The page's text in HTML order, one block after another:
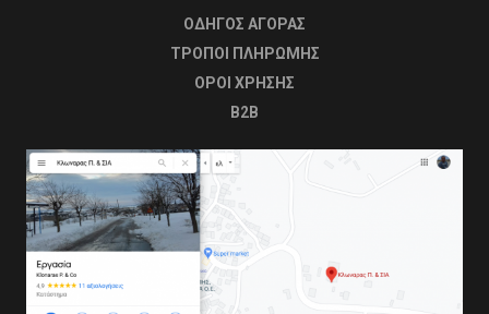
ΟΔΗΓΟΣ ΑΓΟΡΑΣ
ΤΡΟΠΟΙ ΠΛΗΡΩΜΗΣ
OΡΟΙ ΧΡΗΣΗΣ
B2B